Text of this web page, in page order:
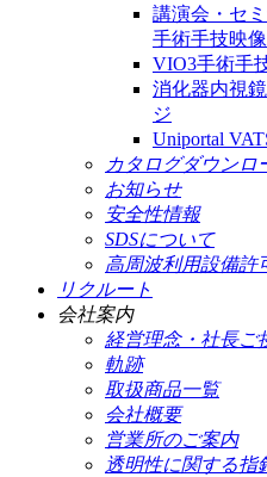
講演会・セ
手術手技映
VIO3手術手
消化器内視
ジ
Uniportal
カタログダウンロ
お知らせ
安全性情報
SDSについて
高周波利用設備許
リクルート
会社案内
経営理念・社長ご
軌跡
取扱商品一覧
会社概要
営業所のご案内
透明性に関する指